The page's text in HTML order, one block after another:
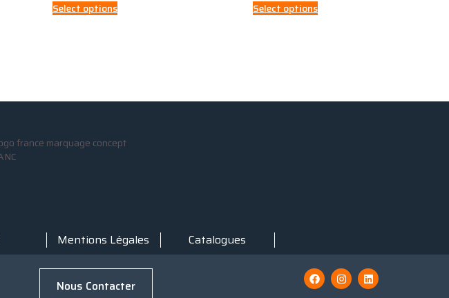
Select options Select options
Mentions Légales Catalogues
Nous Contacter